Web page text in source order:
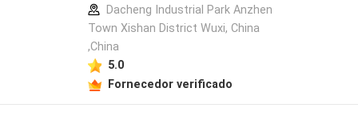
Dacheng Industrial Park Anzhen
Town Xishan District Wuxi, China
,China
5.0
Fornecedor verificado